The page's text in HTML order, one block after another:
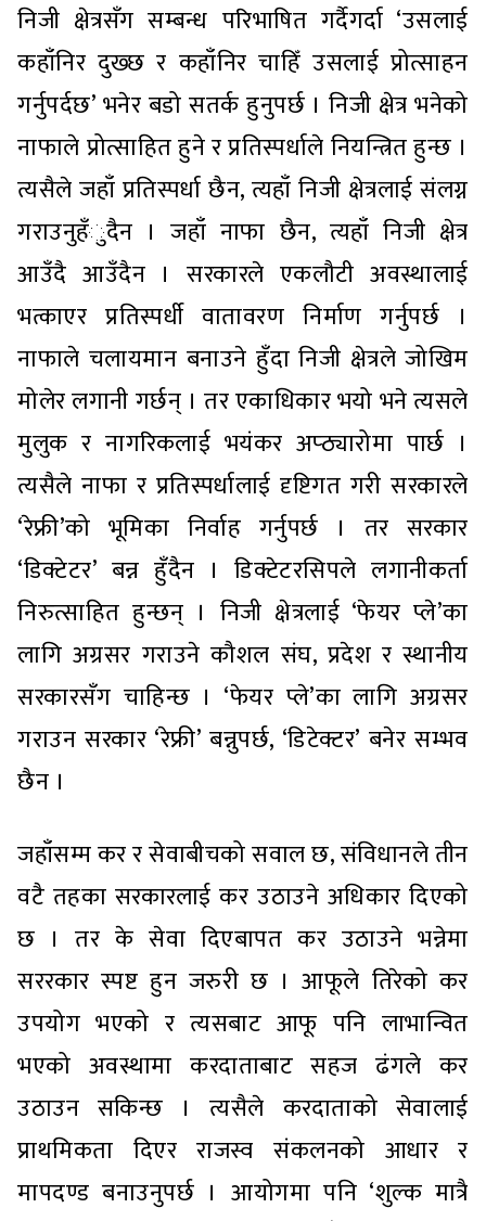
निजी क्षेत्रसँग सम्बन्ध परिभाषित गर्दैगर्दा ‘उसलाई
कहाँनिर दुख्छ र कहाँनिर चाहिँ उसलाई प्रोत्साहन
गर्नुपर्दछ’ भनेर बडो सतर्क हुनुपर्छ । निजी क्षेत्र भनेको
नाफाले प्रोत्साहित हुने र प्रतिस्पर्धाले नियन्त्रित हुन्छ ।
त्यसैले जहाँ प्रतिस्पर्धा छैन, त्यहाँ निजी क्षेत्रलाई संलग्न
गराउनुहँुदैन । जहाँ नाफा छैन, त्यहाँ निजी क्षेत्र
आउँदै आउँदैन । सरकारले एकलौटी अवस्थालाई
भत्काएर प्रतिस्पर्धी वातावरण निर्माण गर्नुपर्छ ।
नाफाले चलायमान बनाउने हुँदा निजी क्षेत्रले जोखिम
मोलेर लगानी गर्छन् । तर एकाधिकार भयो भने त्यसले
मुलुक र नागरिकलाई भयंकर अप्ठ्यारोमा पार्छ ।
त्यसैले नाफा र प्रतिस्पर्धालाई दृष्टिगत गरी सरकारले
‘रेफ्री’को भूमिका निर्वाह गर्नुपर्छ । तर सरकार
‘डिक्टेटर’ बन्न हुँदैन । डिक्टेटरसिपले लगानीकर्ता
निरुत्साहित हुन्छन् । निजी क्षेत्रलाई ‘फेयर प्ले’का
लागि अग्रसर गराउने कौशल संघ, प्रदेश र स्थानीय
सरकारसँग चाहिन्छ । ‘फेयर प्ले’का लागि अग्रसर
गराउन सरकार ‘रेफ्री’ बन्नुपर्छ, ‘डिटेक्टर’ बनेर सम्भव
छैन ।
जहाँसम्म कर र सेवाबीचको सवाल छ, संविधानले तीन
वटै तहका सरकारलाई कर उठाउने अधिकार दिएको
छ । तर के सेवा दिएबापत कर उठाउने भन्नेमा
सररकार स्पष्ट हुन जरुरी छ । आफूले तिरेको कर
उपयोग भएको र त्यसबाट आफू पनि लाभान्वित
भएको अवस्थामा करदाताबाट सहज ढंगले कर
उठाउन सकिन्छ । त्यसैले करदाताको सेवालाई
प्राथमिकता दिएर राजस्व संकलनको आधार र
मापदण्ड बनाउनुपर्छ । आयोगमा पनि ‘शुल्क मात्रै